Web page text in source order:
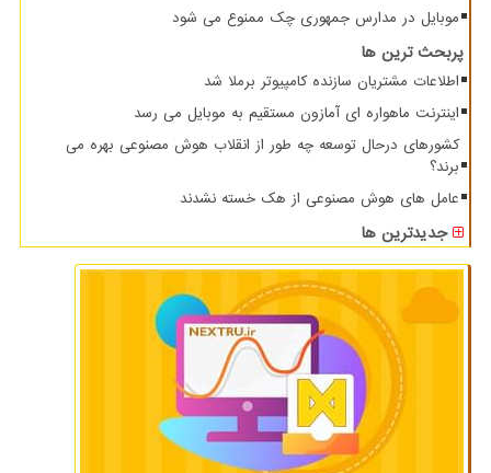
موبایل در مدارس جمهوری چک ممنوع می شود
پربحث ترین ها
اطلاعات مشتریان سازنده کامپیوتر برملا شد
اینترنت ماهواره ای آمازون مستقیم به موبایل می رسد
کشورهای درحال توسعه چه طور از انقلاب هوش مصنوعی بهره می
برند؟
عامل های هوش مصنوعی از هک خسته نشدند
جدیدترین ها